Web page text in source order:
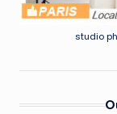
studio